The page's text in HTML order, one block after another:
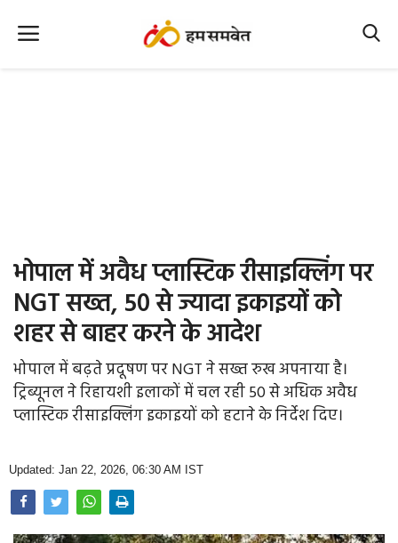
Office Office
Political Gossips
Farm & Food
Opinion
Photo Gallery
Home
भोपाल में अवैध प्लास्टिक रीसाइक्लिंग पर
NGT सख्त, 50 से ज्यादा इकाइयों को
शहर से बाहर करने के आदेश
भोपाल में बढ़ते प्रदूषण पर NGT ने सख्त रुख अपनाया है।
ट्रिब्यूनल ने रिहायशी इलाकों में चल रही 50 से अधिक अवैध
प्लास्टिक रीसाइक्लिंग इकाइयों को हटाने के निर्देश दिए।
Updated: Jan 22, 2026, 06:30 AM IST